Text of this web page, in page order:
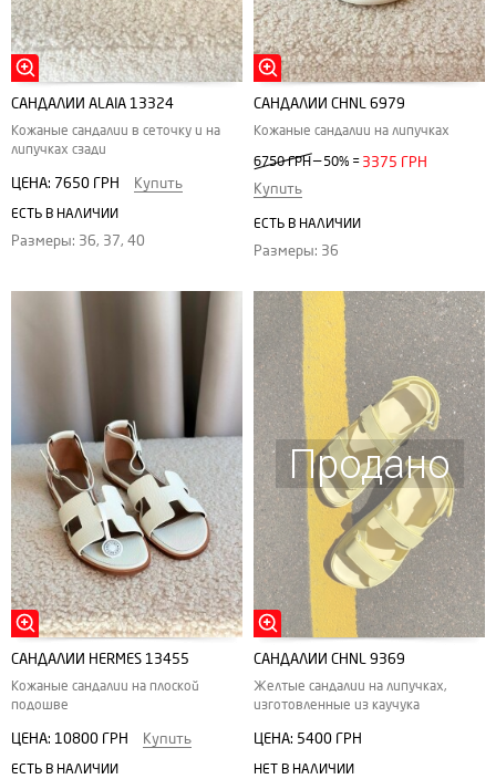
САНДАЛИИ ALAIA 13324
Кожаные сандалии в сеточку и на
липучках сзади
ЦЕНА: 7650 ГРН Купить
ЕСТЬ В НАЛИЧИИ
Размеры: 36, 37, 40
САНДАЛИИ CHNL 6979
Кожаные сандалии на липучках
6750 ГРН— 50% = 3375 ГРН
Купить
ЕСТЬ В НАЛИЧИИ
Размеры: 36
САНДАЛИИ HERMES 13455
Кожаные сандалии на плоской
подошве
ЦЕНА: 10800 ГРН Купить
ЕСТЬ В НАЛИЧИИ
Продано
САНДАЛИИ CHNL 9369
Желтые сандалии на липучках,
изготовленные из каучука
ЦЕНА: 5400 ГРН
НЕТ В НАЛИЧИИ